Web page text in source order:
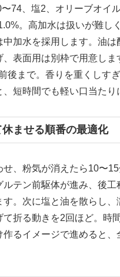
74、塩2、オリーブオイ
。高加水は扱いが難し
中加水を採用します。油は
、表面用は別枠で用意しま
後まで。香りを重くしす
短時間でも軽い口当たり
ませる順番の最適化
、粉気が消えたら10〜15
テン前駆体が進み、後工
。次に塩と油を散らし、
折る動きを2回ほど。時
作るイメージで進めると、